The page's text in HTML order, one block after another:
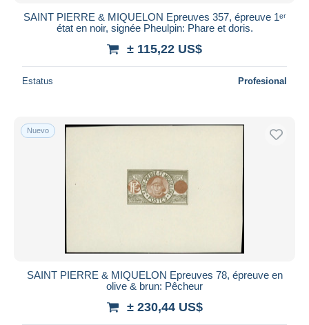
SAINT PIERRE & MIQUELON Epreuves 357, épreuve 1ᵉʳ
état en noir, signée Pheulpin: Phare et doris.
± 115,22 US$
Estatus Profesional
Nuevo
SAINT PIERRE & MIQUELON Epreuves 78, épreuve en
olive & brun: Pêcheur
± 230,44 US$